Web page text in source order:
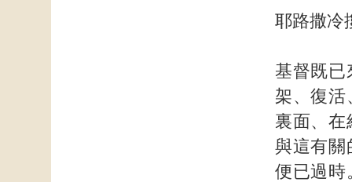
耶路撒冷
基督既已
架、復活
裏面、在
與這有關
便已過時